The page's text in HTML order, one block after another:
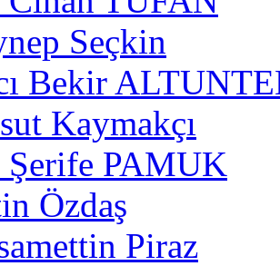
Seçkin
Bekir
Kaymakçı
Şerife PAMUK
Özdaş
Piraz